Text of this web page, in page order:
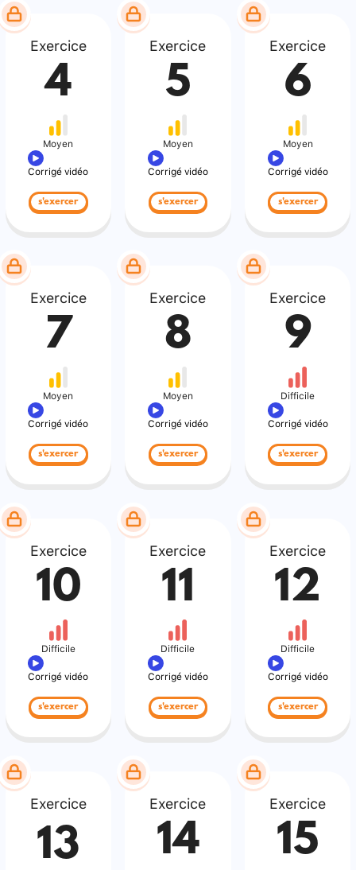
Exercice
4
Moyen
Corrigé vidéo
s'exercer
Exercice
5
Moyen
Corrigé vidéo
s'exercer
Exercice
6
Moyen
Corrigé vidéo
s'exercer
Exercice
7
Moyen
Corrigé vidéo
s'exercer
Exercice
8
Moyen
Corrigé vidéo
s'exercer
Exercice
9
Difficile
Corrigé vidéo
s'exercer
Exercice
10
Difficile
Corrigé vidéo
s'exercer
Exercice
11
Difficile
Corrigé vidéo
s'exercer
Exercice
12
Difficile
Corrigé vidéo
s'exercer
Exercice
13
Exercice
14
Exercice
15